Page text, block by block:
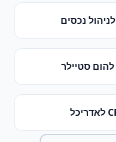
לניהול נכסים
להום סטיילר
לאדריכל